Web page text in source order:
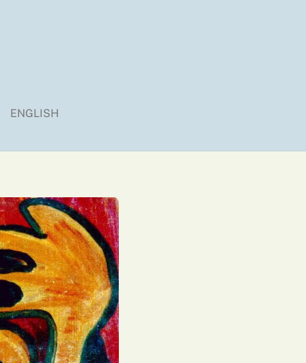
ENGLISH